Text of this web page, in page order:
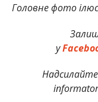
Головне фото
у